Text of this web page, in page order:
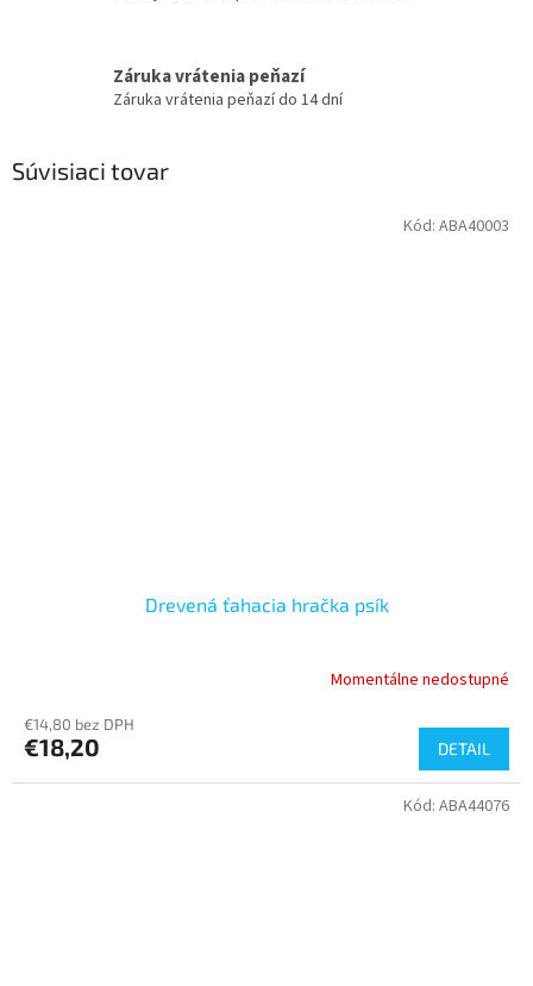
Záruka vrátenia peňazí
Záruka vrátenia peňazí do 14 dní
Súvisiaci tovar
Drevená ťahacia hračka psík
Momentálne nedostupné
€14,80 bez DPH
€18,20 DETAIL
Kód: ABA40003
Kód: ABA44076